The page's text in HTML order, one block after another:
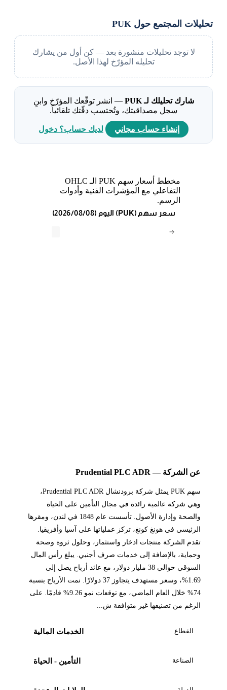
تحليلات المجتمع حول PUK
لا توجد تحليلات منشورة بعد — كن أول من يشارك
تحليله المؤرّخ لهذا الأصل.
شارك تحليلك لـ PUK
— انشر توقّعك المؤرّخ وابنِ
سجل مصداقيتك، وتُحتسب دقّتك تلقائياً.
إنشاء حساب مجاني لديك حساب؟ دخول
مخطط أسعار سهم PUK الـ OHLC
التفاعلي مع المؤشرات الفنية وأدوات
الرسم.
→
(2026/08/08) اليوم (PUK) سعر سهم
عن الشركة — Prudential PLC ADR
سهم PUK يمثل شركة برودنشال Prudential PLC ADR،
وهي شركة عالمية رائدة في مجال التأمين على الحياة
والصحة وإدارة الأصول. تأسست عام 1848 في لندن، ومقرها
الرئيسي في هونغ كونغ، تركز عملياتها على آسيا وأفريقيا.
تقدم الشركة منتجات ادخار واستثمار، وحلول ثروة وصحة
وحماية، بالإضافة إلى خدمات صرف أجنبي. يبلغ رأس المال
السوقي حوالي 38 مليار دولار، مع عائد أرباح يصل إلى
1.69%، وسعر مستهدف يتجاوز 37 دولارًا. نمت الأرباح بنسبة
74% خلال العام الماضي، مع توقعات نمو 9.26% قادمًا. على
الرغم من تصنيفها غير متوافقة ش...
القطاع الخدمات المالية
الصناعة التأمين - الحياة